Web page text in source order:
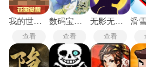
我的世界1.19单机版
查看
数码宝贝物语骇客追忆
查看
无影无踪的阴影手游
查看